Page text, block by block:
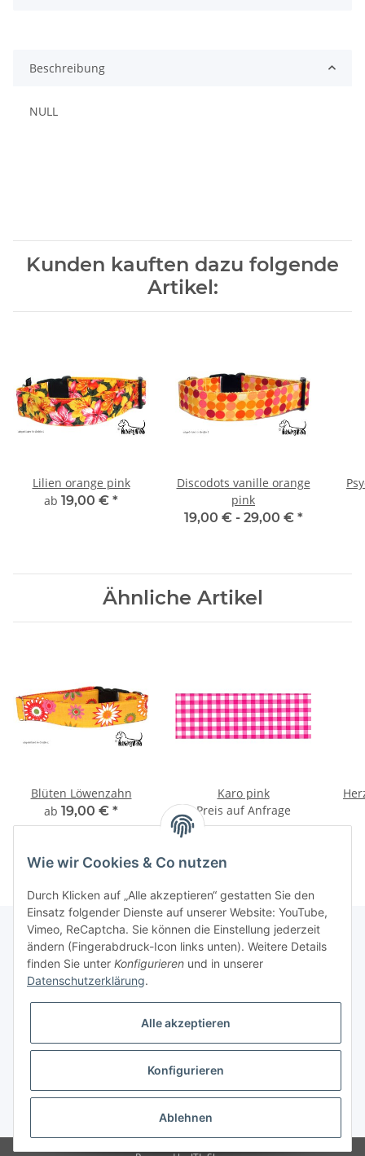
Beschreibung
NULL
Kunden kauften dazu folgende
Artikel:
Lilien orange pink
ab 19,00 € *
Discodots vanille orange
pink
19,00 € - 29,00 € *
Ähnliche Artikel
Blüten Löwenzahn
ab 19,00 € *
Karo pink
Preis auf Anfrage
Informationen
Galerie
* Keine Ausweisung der Mehrwertsteuer gemäß Klein-Unternehmer-Regelung.,
Wie wir Cookies & Co nutzen
Durch Klicken auf „Alle akzeptieren“ gestatten Sie den
Einsatz folgender Dienste auf unserer Website: YouTube,
Vimeo, ReCaptcha. Sie können die Einstellung jederzeit
ändern (Fingerabdruck-Icon links unten). Weitere Details
finden Sie unter Konfigurieren und in unserer
Datenschutzerklärung.
Alle akzeptieren
Konfigurieren
Ablehnen